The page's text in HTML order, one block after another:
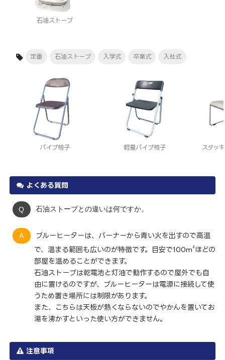
石油ストーブ
定番 石油ストーブ 入学式 卒業式 入社式
パイプ椅子 軽量パイプ椅子 スタッ
よくある質問
石油ストーブとの違いは何ですか。
ブルーヒーターは、バーナーから青い火を出すので高温
で、温まる範囲も広いのが特徴です。目安で100m² ほどの
部屋を温めることができます。
石油ストーブは乾電池と灯油で動作するので屋外でも自
由に置けるのですが、ブルーヒーターは電源に接続して使
うため置き場所には制限があります。
また、こちらは天板が熱くならないのでやかんを置いてお
湯を沸かすといった使い方ができません。
注意事項